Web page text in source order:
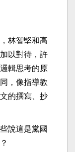
林智堅和高
以對待，許
輯思考的原
，像指導教
的撰寫、抄
說這是黨國